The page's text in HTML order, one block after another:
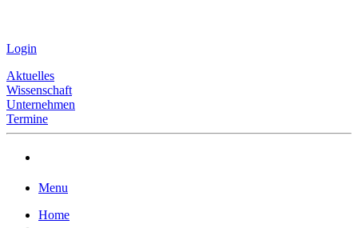
Login
Aktuelles
Wissenschaft
Unternehmen
Termine
Menu
Home